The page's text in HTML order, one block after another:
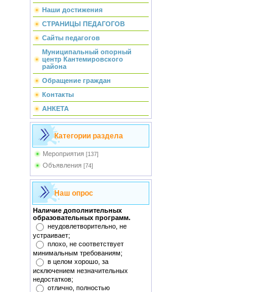
Наши достижения
СТРАНИЦЫ ПЕДАГОГОВ
Сайты педагогов
Муниципальный опорный
центр Кантемировского
района
Обращение граждан
Контакты
АНКЕТА
Категории раздела
Мероприятия [137]
Объявления [74]
Наш опрос
Наличие дополнительных
образовательных программ.
неудовлетворительно, не
устраивает;
плохо, не соответствует
минимальным требованиям;
в целом хорошо, за
исключением незначительных
недостатков;
отлично, полностью